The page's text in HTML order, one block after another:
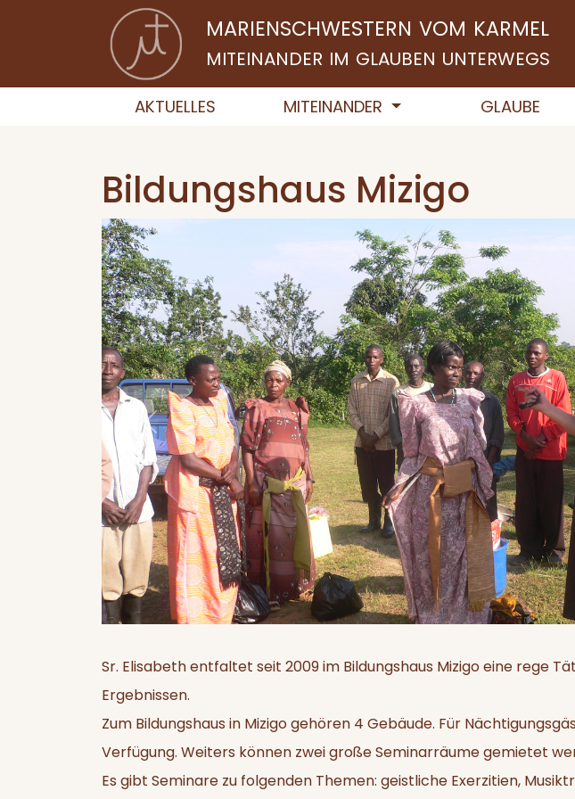
MARIENSCHWESTERN VOM KARMEL
MITEINANDER IM GLAUBEN UNTERWEGS
AKTUELLES MITEINANDER GLAUBE
Bildungshaus Mizigo
Previous
Sr. Elisabeth entfaltet seit 2009 im Bildungshaus Mizigo eine rege
Ergebnissen.
Zum Bildungshaus in Mizigo gehören 4 Gebäude. Für
Verfügung. Weiters können zwei große Seminarräume gemietet
Es gibt Seminare zu folgenden Themen: geistliche Exerzitien,